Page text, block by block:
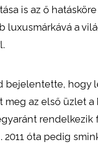
is az ő
luxusmárkává a
bejelentette, hogy
meg az első üzlet
óta pedig